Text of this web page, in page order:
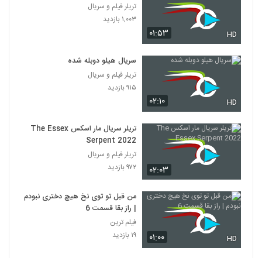
۰۱:۵۳ HD
تریلر فیلم و سریال
۱,۰۰۳ بازدید
۰۲:۱۰ HD
سریال هیلو دوبله شده
تریلر فیلم و سریال
۹۱۵ بازدید
۰۲:۰۳
تریلر سریال مار اسکس The Essex
Serpent 2022
تریلر فیلم و سریال
۹۷۲ بازدید
۰۱:۰۰ HD
من قبل تو توی نخ هیچ دختری نبودم
| راز بقا قسمت 6
فیلم ترین
۱۹ بازدید